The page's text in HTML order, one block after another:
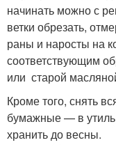
начинать можно с
ветки обрезать,
раны и наросты на
соответствующим
или старой
Кроме того, снять
бумажные — в
хранить до весны.